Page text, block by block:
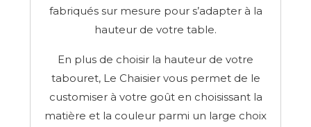
fabriqués sur mesure pour s’adapter à la
hauteur de votre table.
En plus de choisir la hauteur de votre
tabouret, Le Chaisier vous permet de le
customiser à votre goût en choisissant la
matière et la couleur parmi un large choix